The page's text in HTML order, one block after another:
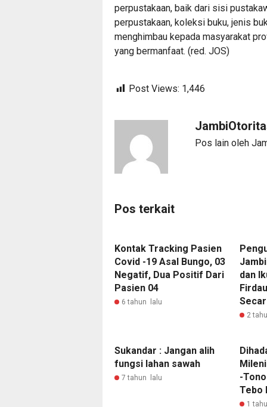
perpustakaan, baik dari sisi
perpustakaan, koleksi buku, jenis
menghimbau kepada masyarakat
yang bermanfaat. (red. JOS)
Post Views: 1,446
Pos lain oleh
Pos terkait
Kontak Tracking Pasien
Covid -19 Asal Bungo, 03
Negatif, Dua Positif Dari
Pasien 04
6 tahun lalu
dan
2
Sukandar : Jangan alih
fungsi lahan sawah
7 tahun lalu
-
Tebo
1